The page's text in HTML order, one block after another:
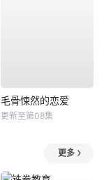
毛骨悚然的恋爱
更新至第08集
更多